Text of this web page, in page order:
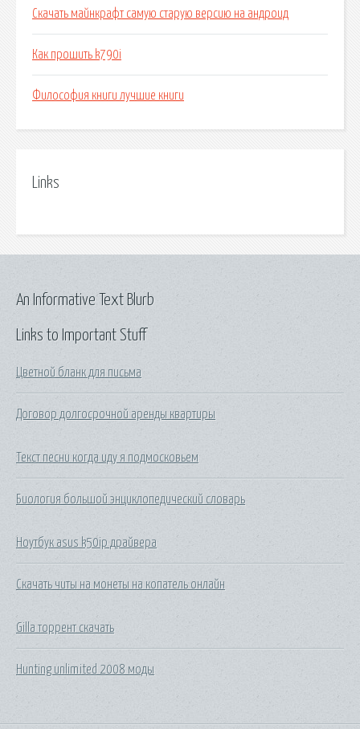
Скачать майнкрафт самую старую версию на андроид
Как прошить k790i
Философия книги лучшие книги
Links
Links to Important Stuff
Цветной бланк для письма
Договор долгосрочной аренды квартиры
Текст песни когда иду я подмосковьем
Биология большой энциклопедический словарь
Ноутбук asus k50ip драйвера
Скачать читы на монеты на копатель онлайн
Gilla торрент скачать
Hunting unlimited 2008 моды
An Informative Text Blurb